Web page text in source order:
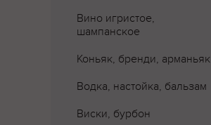
Вино игристое,
шампанское
Коньяк, бренди, арманьяк
Водка, настойка, бальзам
Виски, бурбон